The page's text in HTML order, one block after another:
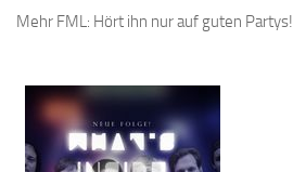
Mehr FML: Hört ihn nur auf guten Partys!